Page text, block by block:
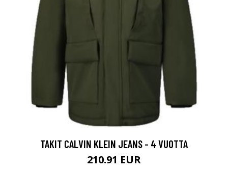
TAKIT CALVIN KLEIN JEANS - 4 VUOTTA
210.91 EUR